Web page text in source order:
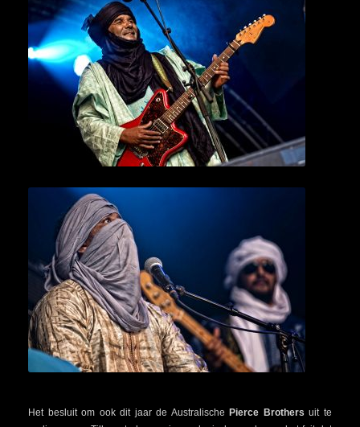
Het besluit om ook dit jaar de AustralischePierce Brothers uit te